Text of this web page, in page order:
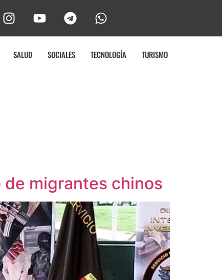
SALUD SOCIALES TECNOLOGÍA TURISMO
migrantes chinos